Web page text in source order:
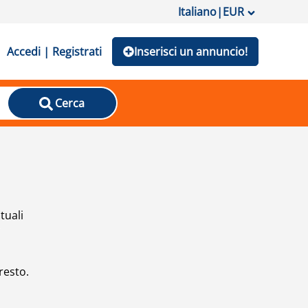
Italiano|EUR
Accedi | Registrati Inserisci un annuncio!
Cerca